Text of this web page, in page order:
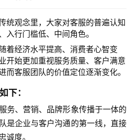
统观念里，大家对客服的普遍认知
入行门槛低、中间角色。
着经济水平提高、消费者心智变
开始更加重视服务质量、客户满意
而客服团队的价值定位逐渐变化。
下：
务、营销、品牌形象传播于一体的
是企业与客户沟通的第一线，直接
诚度。